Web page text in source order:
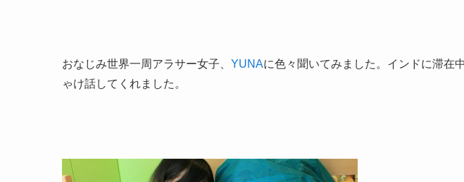
おなじみ世界一周アラサー女子、 YUNAに色々聞いてみました。インドに滞在
ゃけ話してくれました。